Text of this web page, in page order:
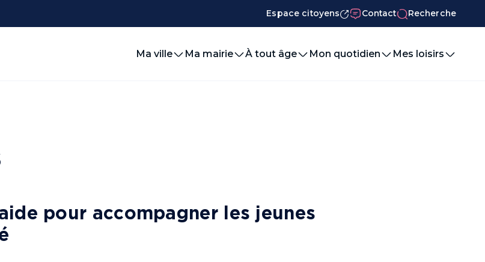
Espace citoyens Contact Recherche
Ma ville Ma mairie À tout âge Mon quotidien Mes loisirs
pour accompagner les jeunes